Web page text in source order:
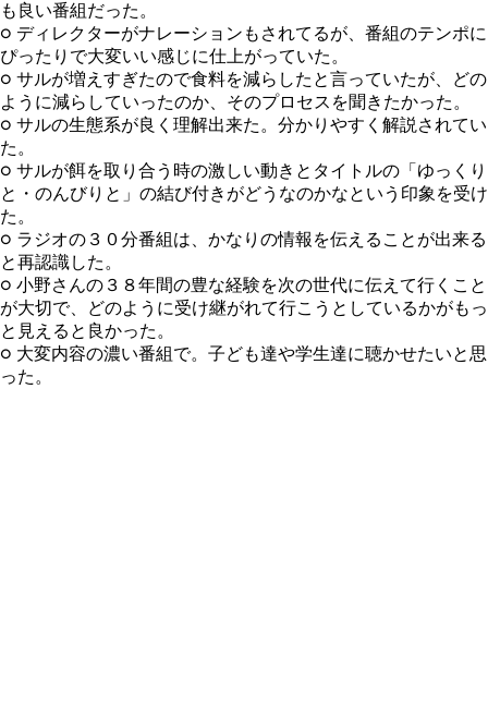
も良い番組だった。
○ ディレクターがナレーションもされてるが、番組のテンポに
ぴったりで大変いい感じに仕上がっていた。
○ サルが増えすぎたので食料を減らしたと言っていたが、どの
ように減らしていったのか、そのプロセスを聞きたかった。
○ サルの生態系が良く理解出来た。分かりやすく解説されてい
た。
○ サルが餌を取り合う時の激しい動きとタイトルの「ゆっくり
と・のんびりと」の結び付きがどうなのかなという印象を受け
た。
○ ラジオの３０分番組は、かなりの情報を伝えることが出来る
と再認識した。
○ 小野さんの３８年間の豊な経験を次の世代に伝えて行くこと
が大切で、どのように受け継がれて行こうとしているかがもっ
と見えると良かった。
○ 大変内容の濃い番組で。子ども達や学生達に聴かせたいと思
った。